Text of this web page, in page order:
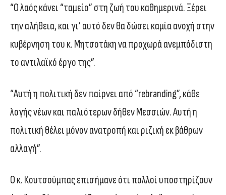
“Ο λαός κάνει “ταμείο” στη ζωή του καθημερινά. Ξέρει
την αλήθεια, και γι’ αυτό δεν θα δώσει καμία ανοχή στην
κυβέρνηση του κ. Μητσοτάκη να προχωρά ανεμπόδιστη
το αντιλαϊκό έργο της”.
“Αυτή η πολιτική δεν παίρνει από “rebranding”, κάθε
λογής νέων και παλιότερων δήθεν Μεσσιών. Αυτή η
πολιτική θέλει μόνον ανατροπή και ριζική εκ βάθρων
αλλαγή”.
Ο κ. Κουτσούμπας επισήμανε ότι πολλοί υποστηρίζουν